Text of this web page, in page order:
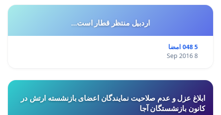
اردبیل منتظر قطار است...
5 048 امضا
8 Sep 2016
ابلاغ عزل و عدم صلاحیت نمایندگان اعضای بازنشسته ارتش در
کانون بازنشستگان آجا